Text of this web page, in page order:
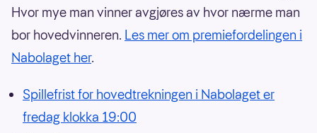
Hvor mye man vinner avgjøres av hvor nærme man
bor hovedvinneren. Les mer om premiefordelingen i
Nabolaget her.
Spillefrist for hovedtrekningen i Nabolaget er
fredag klokka 19:00